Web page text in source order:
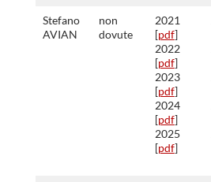
Stefano
AVIAN
non
dovute
2021
[pdf]
2022
[pdf]
2023
[pdf]
2024
[pdf]
2025
[pdf]